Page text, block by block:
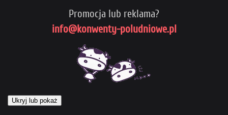
Promocja lub reklama?
info@konwenty-poludniowe.pl
Ukryj lub pokaż